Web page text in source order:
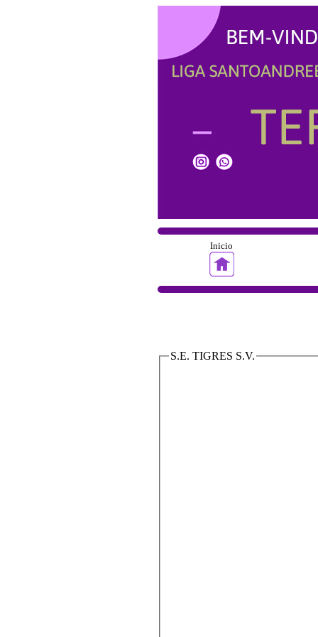
Inicio
S.E. TIGRES S.V.